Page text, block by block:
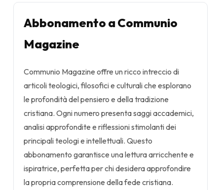
Abbonamento a Communio
Magazine
Communio Magazine offre un ricco intreccio di
articoli teologici, filosofici e culturali che esplorano
le profondità del pensiero e della tradizione
cristiana. Ogni numero presenta saggi accademici,
analisi approfondite e riflessioni stimolanti dei
principali teologi e intellettuali. Questo
abbonamento garantisce una lettura arricchente e
ispiratrice, perfetta per chi desidera approfondire
la propria comprensione della fede cristiana.